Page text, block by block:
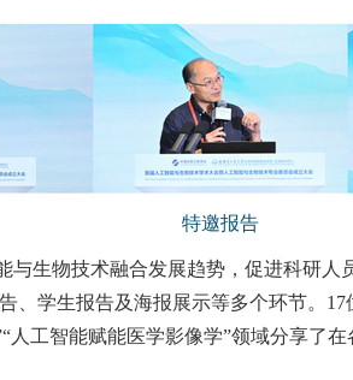
特邀报告
生物技术融合发展趋势，促进科研
、学生报告及海报展示等多个环节。
人工智能赋能医学影像学”领域分享了